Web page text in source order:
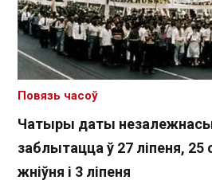
Чатыры даты
заблытацца ў 27 ліпеня, 25
жніўня і 3 ліпеня
Повязь часоў